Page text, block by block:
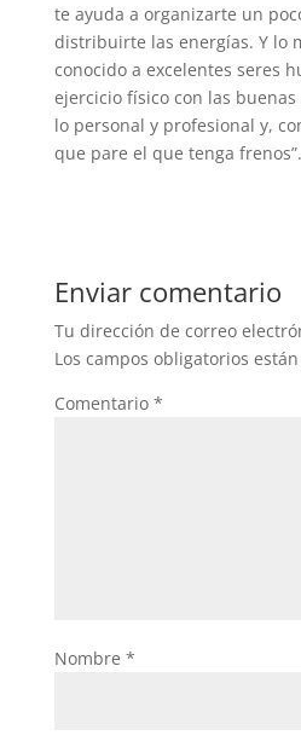
te ayuda a organizarte un
distribuirte las energías. Y lo
conocido a excelentes seres
ejercicio físico con las
lo personal y profesional y,
que pare el que tenga frenos”.
Enviar comentario
Tu dirección de correo
Los campos obligatorios
Comentario *
Nombre *